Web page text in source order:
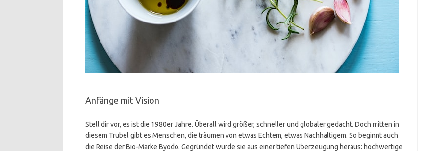
Anfänge mit Vision
Stell dir vor, es ist die 1980er Jahre. Überall wird größer, schneller und globaler gedacht. Doch mitten in
diesem Trubel gibt es Menschen, die träumen von etwas Echtem, etwas Nachhaltigem. So beginnt auch
die Reise der Bio-Marke Byodo. Gegründet wurde sie aus einer tiefen Überzeugung heraus: hochwertige